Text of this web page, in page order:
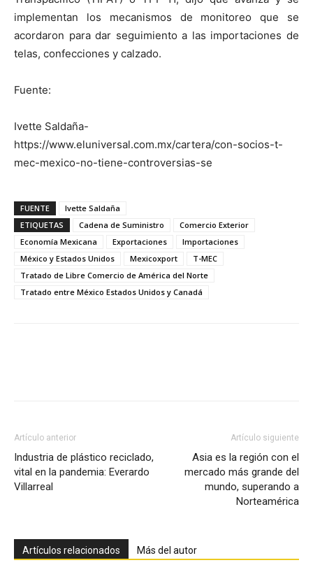
implementan los mecanismos de monitoreo que se
acordaron para dar seguimiento a las importaciones de
telas, confecciones y calzado.
Fuente:
Ivette Saldaña-
https://www.eluniversal.com.mx/cartera/con-socios-t-
mec-mexico-no-tiene-controversias-se
FUENTE
Ivette Saldaña
ETIQUETAS
Cadena de Suministro
Comercio Exterior
Economía Mexicana
Exportaciones
Importaciones
México y Estados Unidos
Mexicoxport
T-MEC
Tratado de Libre Comercio de América del Norte
Tratado entre México Estados Unidos y Canadá
Artículo anterior
Industria de plástico reciclado,
vital en la pandemia: Everardo
Villarreal
Artículo siguiente
Asia es la región con el
mercado más grande del
mundo, superando a
Norteamérica
Artículos relacionados Más del autor